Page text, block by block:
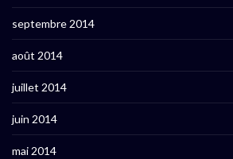
septembre 2014
août 2014
juillet 2014
juin 2014
mai 2014